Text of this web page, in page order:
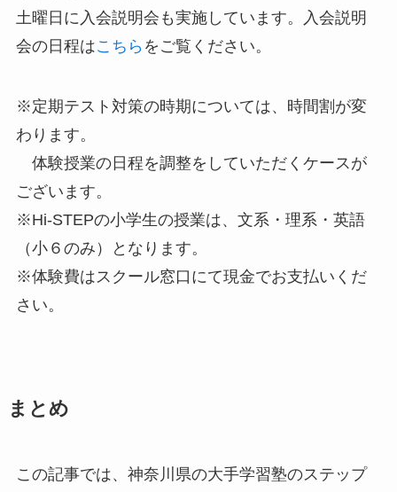
土曜日に入会説明会も実施しています。入会説明
会の日程はこちら をご覧ください。
※定期テスト対策の時期については、時間割が変
わります。
体験授業の日程を調整をしていただくケースが
ございます。
※Hi-STEPの小学生の授業は、文系・理系・英語
（小６のみ）となります。
※体験費はスクール窓口にて現金でお支払いくだ
さい。
まとめ
この記事では、神奈川県の大手学習塾のステップ